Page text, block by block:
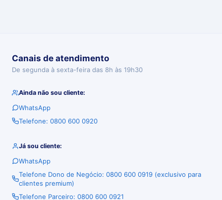
Canais de atendimento
De segunda à sexta-feira das 8h às 19h30
Ainda não sou cliente:
WhatsApp
Telefone: 0800 600 0920
Já sou cliente:
WhatsApp
Telefone Dono de Negócio: 0800 600 0919 (exclusivo para
clientes premium)
Telefone Parceiro: 0800 600 0921